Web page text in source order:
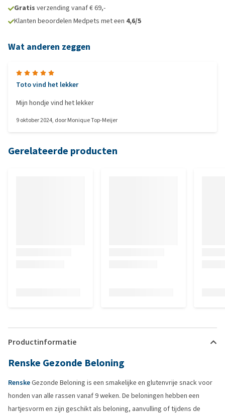
Gratis verzending vanaf € 69,-
Klanten beoordelen Medpets met een 4,6/5
Wat anderen zeggen
Toto vind het lekker
Mijn hondje vind het lekker
9 oktober 2024, doorMonique Top-Meijer
Gerelateerde producten
Productinformatie
Renske Gezonde Beloning
RenskeGezonde Beloning is een smakelijke en glutenvrije snack voor
honden van alle rassen vanaf 9 weken. De beloningen hebben een
hartjesvorm en zijn geschikt als beloning, aanvulling of tijdens de